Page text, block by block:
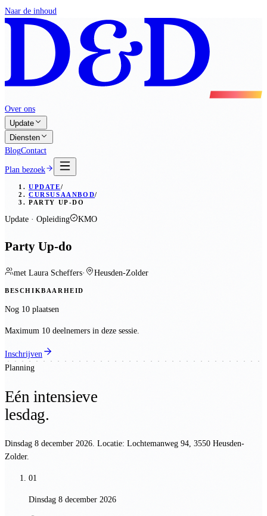
Naar de inhoud
Over ons
Update
Diensten
BlogContact
Plan bezoek
UPDATE/
CURSUSAANBOD/
PARTY UP-DO
Update · Opleiding KMO
Party Up-do
met Laura Scheffers· Heusden-Zolder
BESCHIKBAARHEID
Nog 10 plaatsen
Maximum 10 deelnemers in deze sessie.
Inschrijven
Planning
Eén intensieve
lesdag.
Dinsdag 8 december 2026. Locatie: Lochtemanweg 94, 3550 Heusden-
Zolder.
01
Dinsdag 8 december 2026